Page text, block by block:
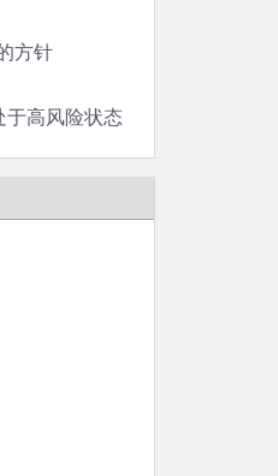
方针
于高风险状态